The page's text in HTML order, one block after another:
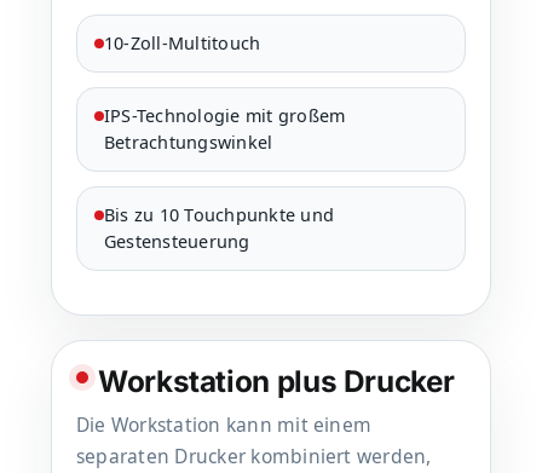
10-Zoll-Multitouch
IPS-Technologie mit großem
Betrachtungswinkel
Bis zu 10 Touchpunkte und
Gestensteuerung
Workstation plus Drucker
Die Workstation kann mit einem
separaten Drucker kombiniert werden,